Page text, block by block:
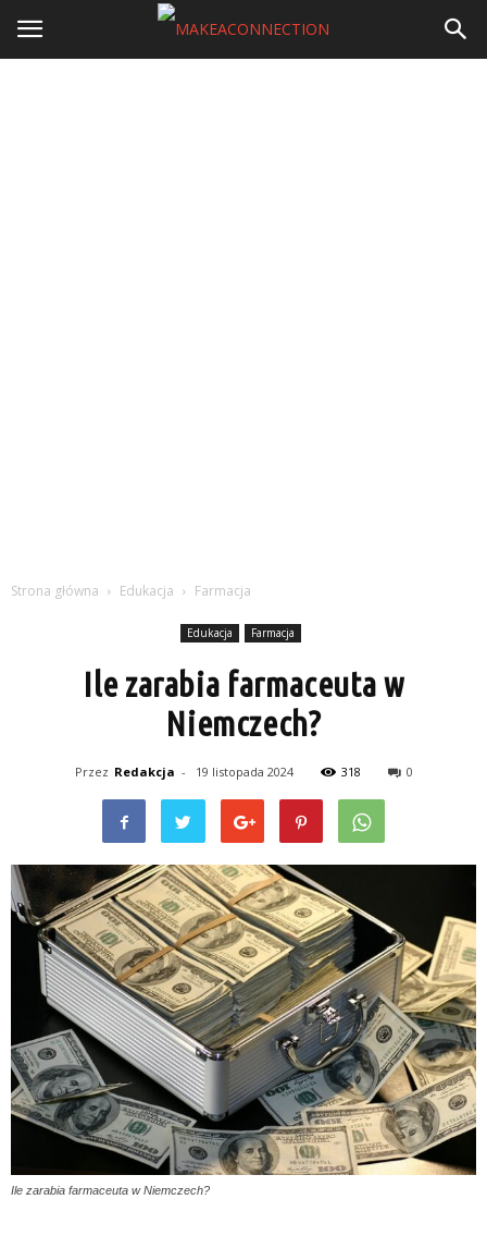
Strona główna Edukacja Farmacja
Edukacja Farmacja
Ile zarabia farmaceuta w
Niemczech?
Przez Redakcja - 19 listopada 2024 318 0
Ile zarabia farmaceuta w Niemczech?